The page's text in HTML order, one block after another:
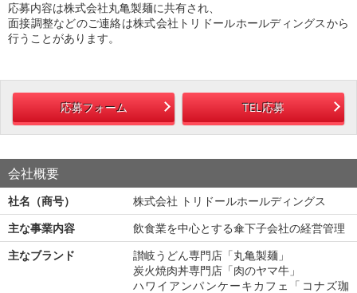
応募内容は株式会社丸亀製麺に共有され、
面接調整などのご連絡は株式会社トリドールホールディングスから
行うことがあります。
応募フォーム TEL応募
会社概要
社名（商号）
株式会社 トリドールホールディングス
主な事業内容
飲食業を中心とする傘下子会社の経営管理
主なブランド
讃岐うどん専門店「丸亀製麺」
炭火焼肉丼専門店「肉のヤマ牛」
ハワイアンパンケーキカフェ「コナズ珈